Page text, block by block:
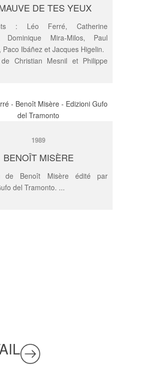
DE TES YEUX
: Léo Ferré, Catherine
Dominique Mira-Milos, Paul
Paco Ibáñez et Jacques Higelin.
de Christian Mesnil et Philippe
VOIR LE DÉTAIL
1989
BENOÎT MISÈRE
de Benoît Misère édité par
del Tramonto. ...